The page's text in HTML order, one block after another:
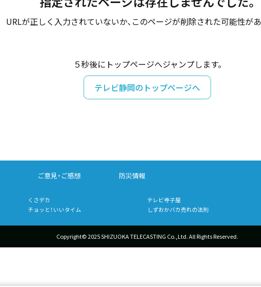
URLが正しく入力されていないか、このページが削除された可能性があ
５秒後にトップページへジャンプします。
テレビ静岡のトップページへ
ご意見・ご感想
防災情報
くさデカ テレビ寺子屋
チョッと！いいタイム しずおかバカ売れの法則
Copyright© 2025 SHIZUOKA TELECASTING Co.,Ltd.All Rights Reserved.